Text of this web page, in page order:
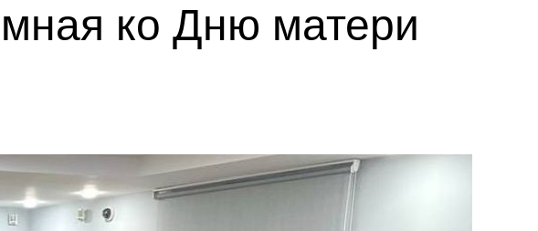
ко Дню матери